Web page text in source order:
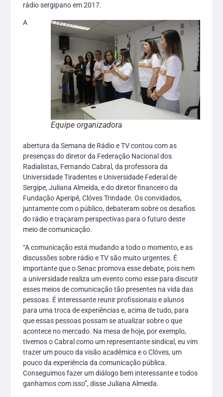
rádio sergipano em 2017.
Equipe organizadora
A
abertura da Semana de Rádio e TV contou com as
presenças do diretor da Federação Nacional dos
Radialistas, Fernando Cabral, da professora da
Universidade Tiradentes e Universidade Federal de
Sergipe, Juliana Almeida, e do diretor financeiro da
Fundação Aperipê, Clóves Trindade. Os convidados,
juntamente com o público, debateram sobre os desafios
do rádio e traçaram perspectivas para o futuro deste
meio de comunicação.
“A comunicação está mudando a todo o momento, e as
discussões sobre rádio e TV são muito urgentes. É
importante que o Senac promova esse debate, pois nem
a universidade realiza um evento como esse para discutir
esses meios de comunicação tão presentes na vida das
pessoas. É interessante reunir profissionais e alunos
para uma troca de experiências e, acima de tudo, para
que essas pessoas possam se atualizar sobre o que
acontece no mercado. Na mesa de hoje, por exemplo,
tivemos o Cabral como um representante sindical, eu vim
trazer um pouco da visão acadêmica e o Clóves, um
pouco da experiência da comunicação pública.
Conseguimos fazer um diálogo bem interessante e todos
ganhamos com isso”, disse Juliana Almeida.